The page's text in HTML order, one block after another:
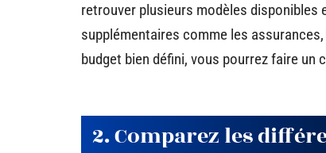
retrouver plusieurs modèles disponibles
supplémentaires comme les
budget bien défini, vous pourrez faire un
2. Comparez les